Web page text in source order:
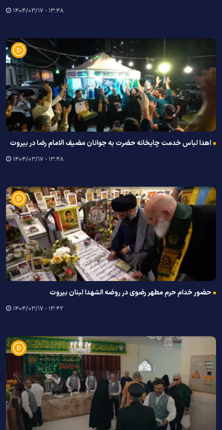
۱۳:۴۸ - ۱۴۰۴/۰۳/۱۷
اهدا لباس خدمت چایخانه حضرت به جوانان مضیف الامام رضا در بیروت
۱۳:۴۸ - ۱۴۰۴/۰۳/۱۷
حضور خدام حرم مطهر رضوی در روضه الشهدا لبنان بیروت
۱۳:۴۲ - ۱۴۰۴/۰۳/۱۷